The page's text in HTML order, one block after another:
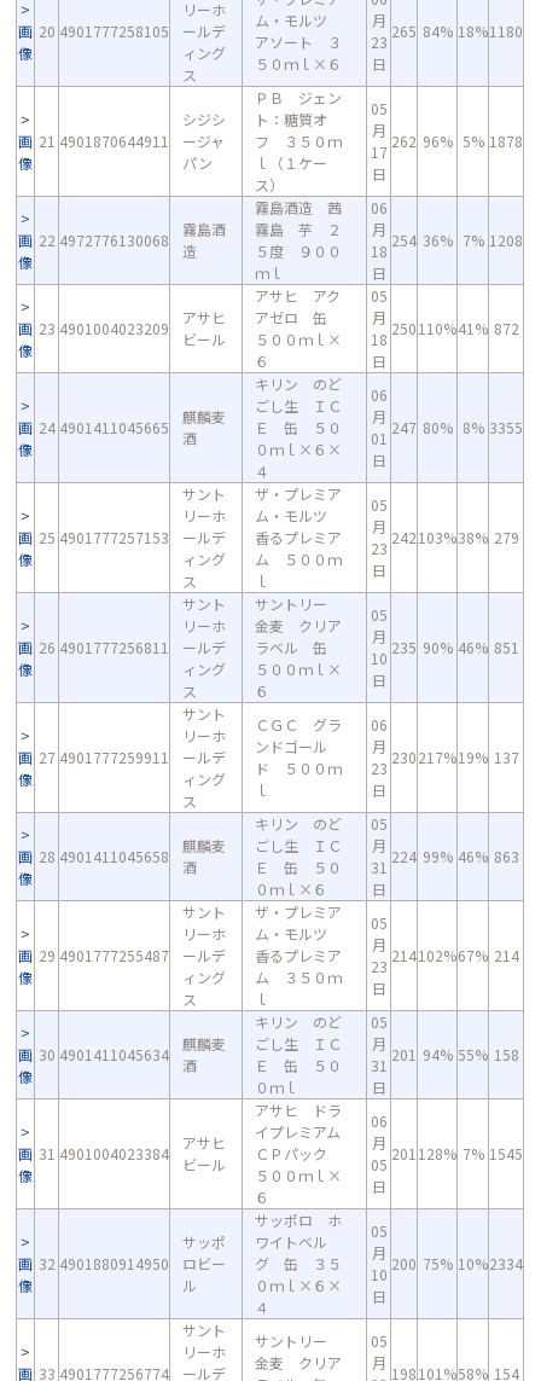
画
像
20 4901777258105
リーホ
ールデ
ィング
ス
ム・モルツ
アソート ３
５０ｍｌ×６
月
23
日
265 84% 18%1180
画
像
21 4901870644911
シジシ
ージャ
パン
ＰＢ ジェン
ト：糖質オ
フ ３５０ｍ
ｌ（１ケー
ス）
05
月
17
日
262 96% 5% 1878
画
像
22 4972776130068
霧島酒
造
霧島酒造 茜
霧島 芋 ２
５度 ９００
ｍｌ
06
月
18
日
254 36% 7% 1208
画
像
23 4901004023209
アサヒ
ビール
アサヒ アク
アゼロ 缶
５００ｍｌ×
６
05
月
18
日
250110%41% 872
画
像
24 4901411045665
麒麟麦
酒
キリン のど
ごし生 ＩＣ
Ｅ 缶 ５０
０ｍｌ×６×
４
06
月
01
日
247 80% 8% 3355
画
像
25 4901777257153
サント
リーホ
ールデ
ィング
ス
ザ・プレミア
ム・モルツ
香るプレミア
ム ５００ｍ
ｌ
05
月
23
日
242103%38% 279
画
像
26 4901777256811
サント
リーホ
ールデ
ィング
ス
サントリー
金麦 クリア
ラベル 缶
５００ｍｌ×
６
05
月
10
日
235 90% 46% 851
画
像
27 4901777259911
サント
リーホ
ールデ
ィング
ス
ＣＧＣ グラ
ンドゴール
ド ５００ｍ
ｌ
06
月
23
日
230217%19% 137
画
像
28 4901411045658
麒麟麦
酒
キリン のど
ごし生 ＩＣ
Ｅ 缶 ５０
０ｍｌ×６
05
月
31
日
224 99% 46% 863
画
像
29 4901777255487
サント
リーホ
ールデ
ィング
ス
ザ・プレミア
ム・モルツ
香るプレミア
ム ３５０ｍ
ｌ
05
月
23
日
214102%67% 214
画
像
30 4901411045634
麒麟麦
酒
キリン のど
ごし生 ＩＣ
Ｅ 缶 ５０
０ｍｌ
05
月
31
日
201 94% 55% 158
画
像
31 4901004023384
アサヒ
ビール
アサヒ ドラ
イプレミアム
ＣＰパック
５００ｍｌ×
６
06
月
05
日
201 128% 7% 1545
画
像
32 4901880914950
サッポ
ロビー
ル
サッポロ ホ
ワイトベル
グ 缶 ３５
０ｍｌ×６×
４
05
月
10
日
200 75% 10%2334
画 33 4901777256774
サント
リーホ
ールデ
サントリー
金麦 クリア
05
月
198101%58% 154